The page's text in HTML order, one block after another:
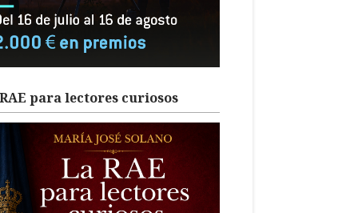
para lectores curiosos